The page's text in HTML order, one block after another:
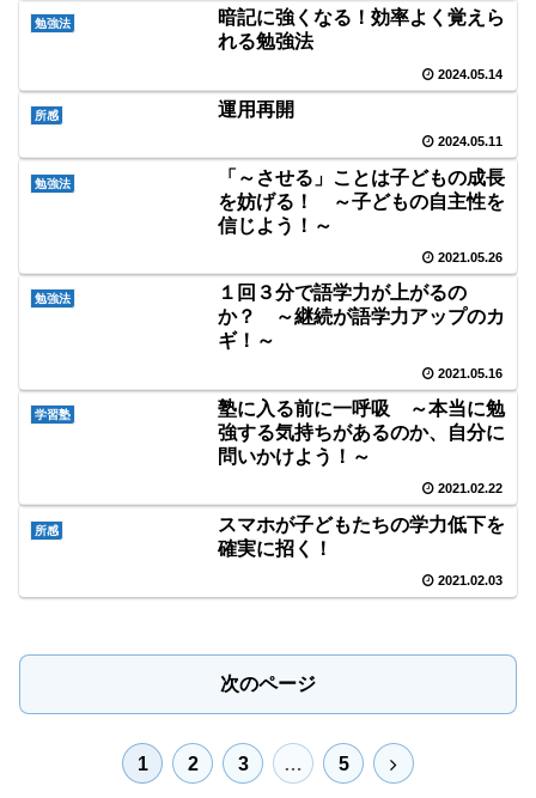
勉強法
暗記に強くなる！効率よく覚えら
れる勉強法
2024.05.14
所感 運用再開
2024.05.11
勉強法
「～させる」ことは子どもの成長
を妨げる！ ～子どもの自主性を
信じよう！～
2021.05.26
勉強法
１回３分で語学力が上がるの
か？ ～継続が語学力アップのカ
ギ！～
2021.05.16
学習塾
塾に入る前に一呼吸 ～本当に勉
強する気持ちがあるのか、自分に
問いかけよう！～
2021.02.22
所感
スマホが子どもたちの学力低下を
確実に招く！
2021.02.03
次のページ
1 2 3 … 5
次